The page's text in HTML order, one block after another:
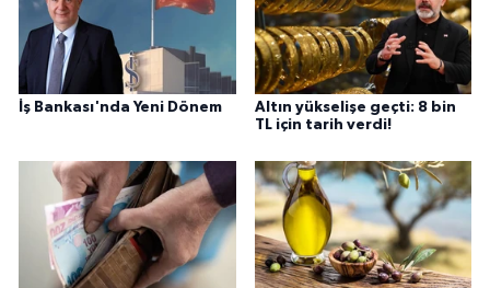
İş Bankası'nda Yeni Dönem
Altın yükselişe geçti: 8 bin
TL için tarih verdi!